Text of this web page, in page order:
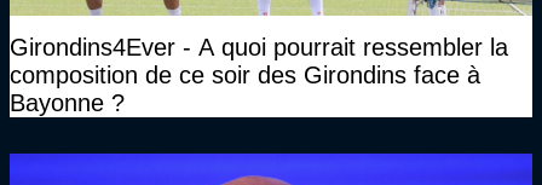
Girondins4Ever - A quoi pourrait ressembler la
composition de ce soir des Girondins face à
Bayonne ?